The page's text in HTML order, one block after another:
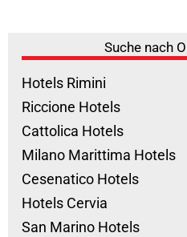
Suche nach
Hotels Rimini
Riccione Hotels
Cattolica Hotels
Milano Marittima Hotels
Cesenatico Hotels
Hotels Cervia
San Marino Hotels